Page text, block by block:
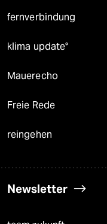
fernverbindung
klima update°
Mauerecho
Freie Rede
reingehen
Newsletter